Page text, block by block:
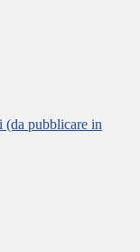
pubblicare in